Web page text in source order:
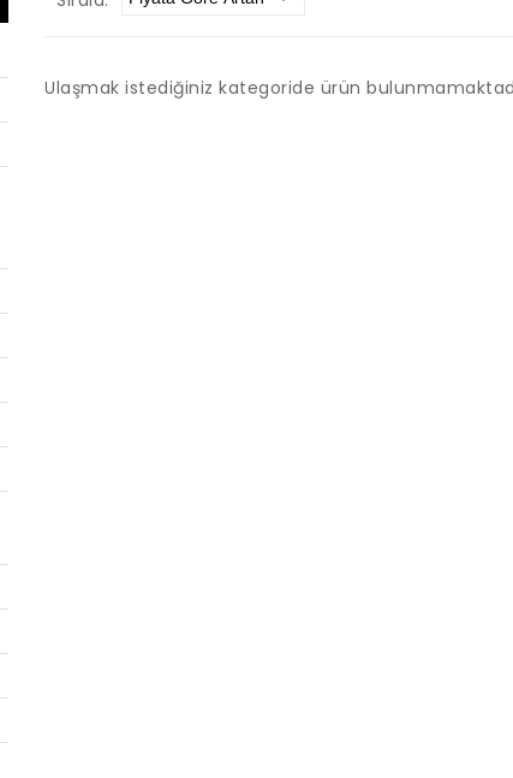
Ulaşmak istediğiniz kategoride ürün